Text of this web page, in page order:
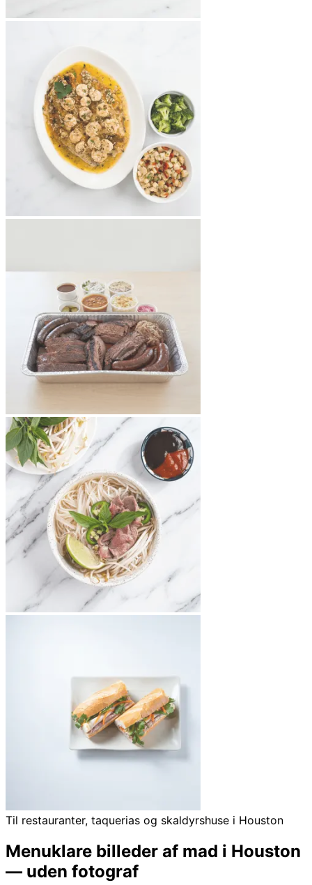
Til restauranter, taquerias og skaldyrshuse i Houston
Menuklare billeder af mad i Houston
— uden fotograf